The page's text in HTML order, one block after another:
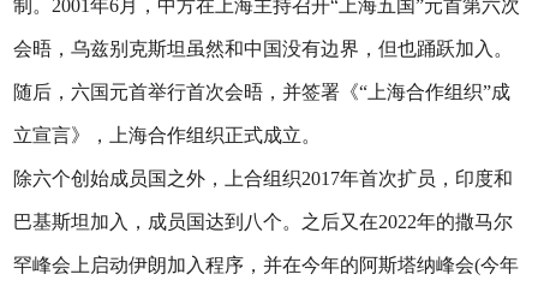
制。2001年6月，中方在上海主持召开“上海五国”元首第六次
会晤，乌兹别克斯坦虽然和中国没有边界，但也踊跃加入。
随后，六国元首举行首次会晤，并签署《“上海合作组织”成
立宣言》，上海合作组织正式成立。
除六个创始成员国之外，上合组织2017年首次扩员，印度和
巴基斯坦加入，成员国达到八个。之后又在2022年的撒马尔
罕峰会上启动伊朗加入程序，并在今年的阿斯塔纳峰会(今年